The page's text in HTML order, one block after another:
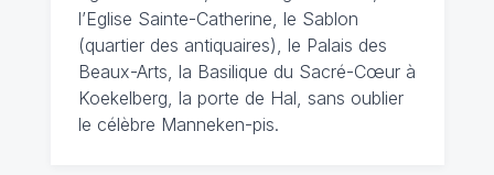
l’Eglise Sainte-Catherine, le Sablon
(quartier des antiquaires), le Palais des
Beaux-Arts, la Basilique du Sacré-Cœur à
Koekelberg, la porte de Hal, sans oublier
le célèbre Manneken-pis.